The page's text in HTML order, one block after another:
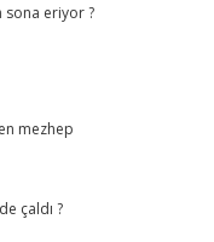
sona eriyor ?
mezhep
çaldı ?